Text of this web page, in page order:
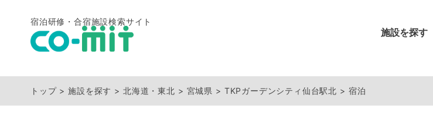
宿泊研修・合宿施設検索サイト
施設を探す
トップ 施設を探す 北海道・東北 宮城県 TKPガーデンシティ仙台駅北 宿泊